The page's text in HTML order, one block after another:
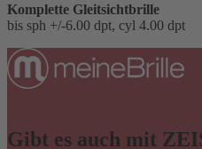
Komplette Gleitsichtbrille
bis sph +/-6.00 dpt, cyl 4.00 dpt
Gibt es auch mit